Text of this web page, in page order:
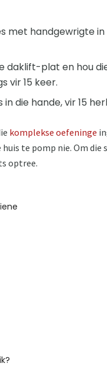
met handgewrigte
daklift-plat en hou
vir 15 keer.
die hande, vir 15
komplekse oefeninge
te pomp nie. Om
optree.